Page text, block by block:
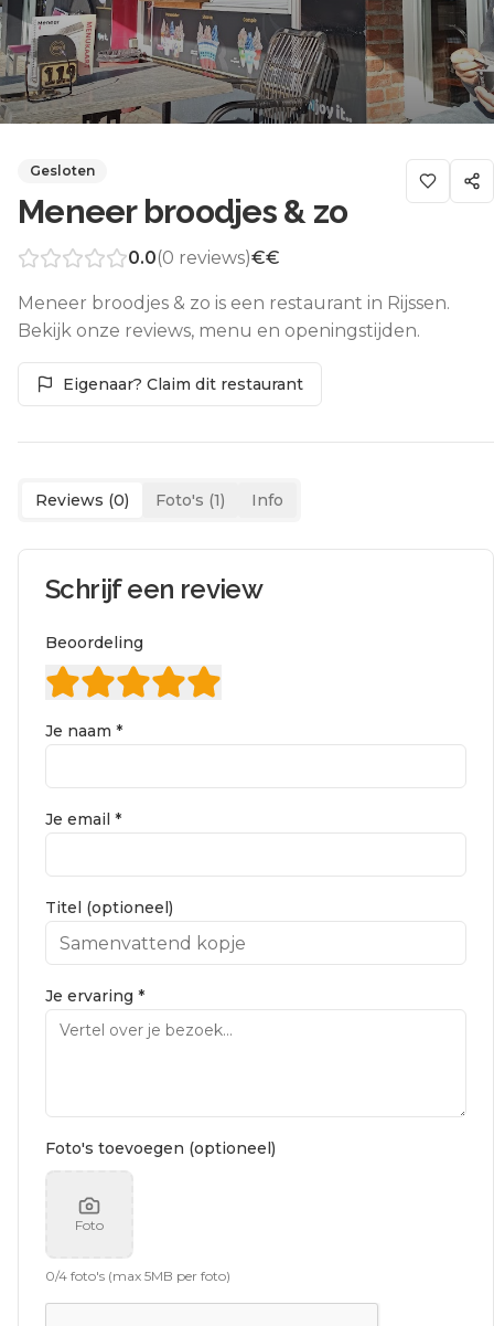
Gesloten
Meneer broodjes & zo
0.0(0 reviews)€€
Meneer broodjes & zo is een restaurant in Rijssen.
Bekijk onze reviews, menu en openingstijden.
Eigenaar? Claim dit restaurant
Reviews (0) Foto's (1) Info
Schrijf een review
Beoordeling
Je naam *
Je email *
Titel (optioneel)
Je ervaring *
Foto's toevoegen (optioneel)
Foto
0/4 foto's (max 5MB per foto)